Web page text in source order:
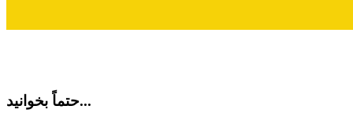
حتماً بخوانید...